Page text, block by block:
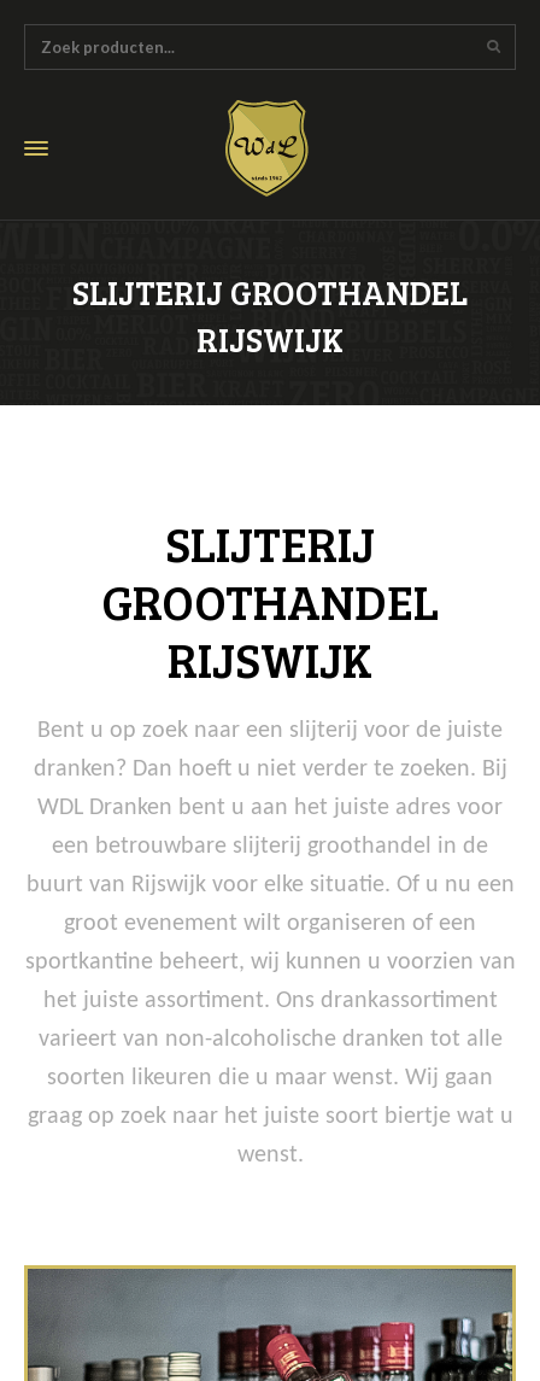
SLIJTERIJ GROOTHANDEL
RIJSWIJK
SLIJTERIJ
GROOTHANDEL
RIJSWIJK
Bent u op zoek naar een slijterij voor de juiste
dranken? Dan hoeft u niet verder te zoeken. Bij
WDL Dranken bent u aan het juiste adres voor
een betrouwbare slijterij groothandel in de
buurt van Rijswijk voor elke situatie. Of u nu een
groot evenement wilt organiseren of een
sportkantine beheert, wij kunnen u voorzien van
het juiste assortiment. Ons drankassortiment
varieert van non-alcoholische dranken tot alle
soorten likeuren die u maar wenst. Wij gaan
graag op zoek naar het juiste soort biertje wat u
wenst.